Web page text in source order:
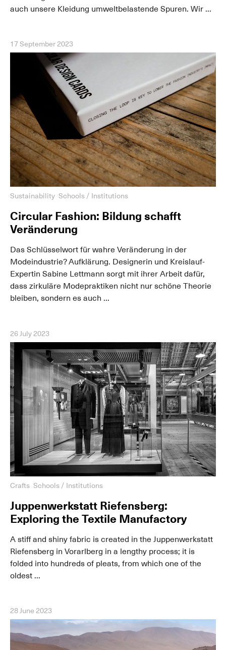
auch unsere Kleidung umweltbelastende Spuren. Wir ...
17 September 2023
Sustainability Schools / Institutions
Circular Fashion: Bildung schafft
Veränderung
Das Schlüsselwort für wahre Veränderung in der
Modeindustrie? Aufklärung. Designerin und Kreislauf-
Expertin Sabine Lettmann sorgt mit ihrer Arbeit dafür,
dass zirkuläre Modepraktiken nicht nur schöne Theorie
bleiben, sondern es auch ...
26 July 2023
Crafts Schools / Institutions
Juppenwerkstatt Riefensberg:
Exploring the Textile Manufactory
A stiff and shiny fabric is created in the Juppenwerkstatt
Riefensberg in Vorarlberg in a lengthy process; it is
folded into hundreds of pleats, from which one of the
oldest ...
28 June 2023